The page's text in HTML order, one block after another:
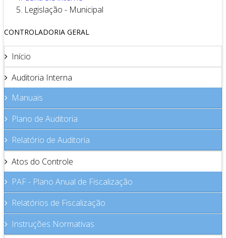
Legislação - Municipal
CONTROLADORIA GERAL
Início
Auditoria Interna
Manuais
Plano de Auditoria
Relatório de Auditoria
Atos do Controle
PAF - Plano Anual de Fiscalização
Relatórios de Fiscalização
Instruções Normativas